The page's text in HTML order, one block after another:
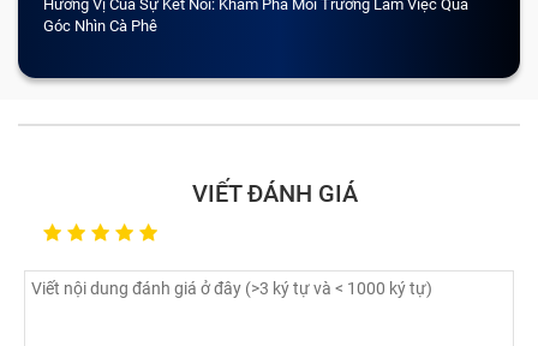
Hương Vị Của Sự Kết Nối: Khám Phá Môi Trường Làm Việc Qua
Góc Nhìn Cà Phê
VIẾT ĐÁNH GIÁ